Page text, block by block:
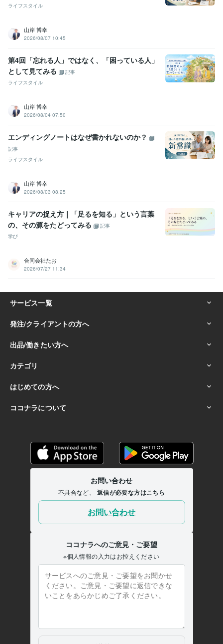
ライフスタイル
山岸 博幸
2026/08/07 10:45
第4回「忘れる人」ではなく、「困っている人」
として見てみる
記事
ライフスタイル
山岸 博幸
2026/08/04 07:50
エンディングノートはなぜ書かれないのか？
記事
ライフスタイル
山岸 博幸
2026/08/03 08:25
キャリアの捉え方｜「足るを知る」という言葉
の、その源をたどってみる
記事
学び
合同会社たお
2026/07/27 11:34